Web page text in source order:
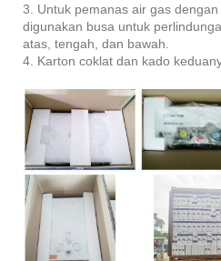
3. Untuk pemanas air gas dengan
digunakan busa untuk
atas, tengah, dan bawah.
4. Karton coklat dan kado